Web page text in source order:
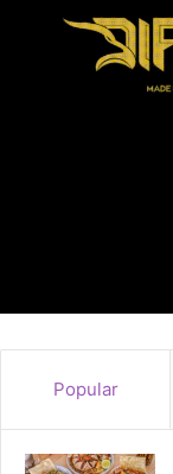
Popular